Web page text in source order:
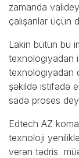
zamanda
çalışanlar üçün
Lakin bütün bu
texnologiyadan
texnologiyadan
şəkildə istifadə
sadə proses
Edtech AZ
texnoloji
verən tədris